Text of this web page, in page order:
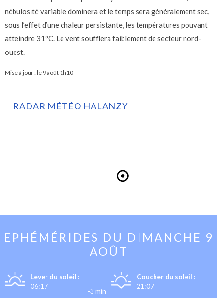
nébulosité variable dominera et le temps sera généralement sec,
sous l’effet d’une chaleur persistante, les températures pouvant
atteindre 31°C. Le vent soufflera faiblement de secteur nord-
ouest.
Mise à jour : le 9 août 1h10
RADAR MÉTÉO HALANZY
EPHÉMÉRIDES DU DIMANCHE 9
AOÛT
Lever du soleil :
06:17
-3 min
Coucher du soleil :
21:07